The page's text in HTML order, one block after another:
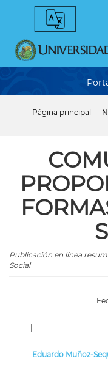
navegación
Página principal
Publicación en línea
Social
|
Eduardo Muñoz-